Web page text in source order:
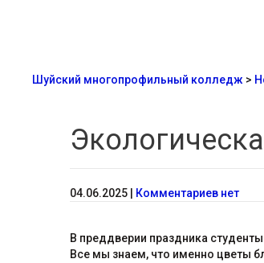
Шуйский многопрофильный колледж >
04.06.2025 Комментариев нет
В преддверии праздника
Все мы знаем, что именно цветы